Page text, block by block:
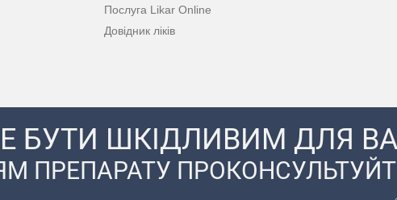
Послуга Likar Online
Довідник ліків
БУТИ ШКІДЛИВИМ ДЛЯ
ПРЕПАРАТУ